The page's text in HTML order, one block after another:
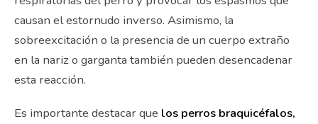
causan el estornudo inverso. Asimismo, la
sobreexcitación o la presencia de un cuerpo extraño
en la nariz o garganta también pueden desencadenar
esta reacción.
Es importante destacar que los perros braquicéfalos,